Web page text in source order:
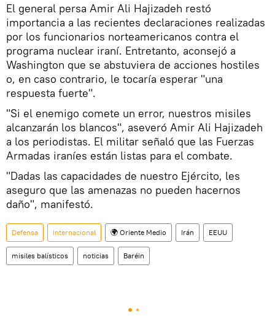
El general persa Amir Ali Hajizadeh restó
importancia a las recientes declaraciones realizadas
por los funcionarios norteamericanos contra el
programa nuclear iraní. Entretanto, aconsejó a
Washington que se abstuviera de acciones hostiles
o, en caso contrario, le tocaría esperar "una
respuesta fuerte".
"Si el enemigo comete un error, nuestros misiles
alcanzarán los blancos", aseveró Amir Ali Hajizadeh
a los periodistas. El militar señaló que las Fuerzas
Armadas iraníes están listas para el combate.
"Dadas las capacidades de nuestro Ejército, les
aseguro que las amenazas no pueden hacernos
daño", manifestó.
Defensa Internacional 🌍 Oriente Medio Irán EEUU
misiles balísticos noticias Baréin